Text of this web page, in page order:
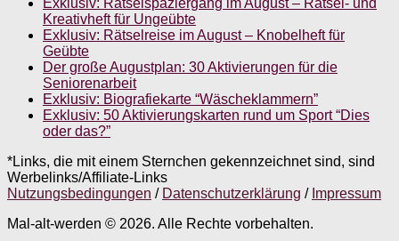
Kreativheft für Ungeübte
Exklusiv: Rätselreise im August – Knobelheft für
Geübte
Der große Augustplan: 30 Aktivierungen für die
Seniorenarbeit
Exklusiv: Biografiekarte “Wäscheklammern”
Exklusiv: 50 Aktivierungskarten rund um Sport “Dies
oder das?”
*Links, die mit einem Sternchen gekennzeichnet sind, sind
Werbelinks/Affiliate-Links
Nutzungsbedingungen / Datenschutzerklärung / Impressum
Mal-alt-werden © 2026. Alle Rechte vorbehalten.